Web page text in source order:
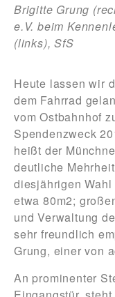
Brigitte Grung
e.V. beim
(links), SfS
Heute lassen wir
dem Fahrrad
vom Ostbahnhof
Spendenzweck
heißt der
deutliche
diesjährigen
etwa 80m2;
und Verwaltung
sehr freundlich
Grung, einer von
An prominenter